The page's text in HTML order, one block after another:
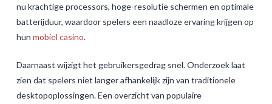
nu krachtige processors, hoge-resolutie schermen en optimale
batterijduur, waardoor spelers een naadloze ervaring krijgen op
hun mobiel casino.
Daarnaast wijzigt het gebruikersgedrag snel. Onderzoek laat
zien dat spelers niet langer afhankelijk zijn van traditionele
desktopoplossingen. Een overzicht van populaire